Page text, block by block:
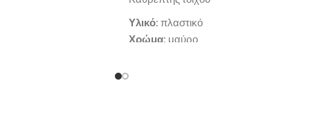
Υλικό: πλαστικό
Χρώμα: μαύρο